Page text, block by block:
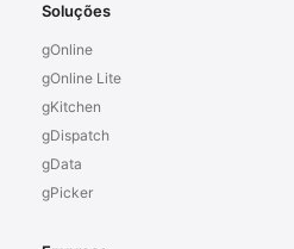
Soluções
gOnline
gOnline Lite
gKitchen
gDispatch
gData
gPicker